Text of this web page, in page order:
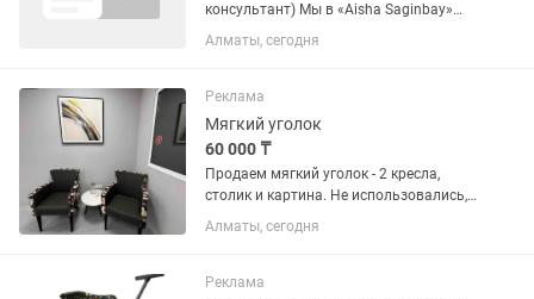
консультант) Мы в «Aisha Saginbay»
расширяем команду и ищем
харизматичного Стримера-продавца!
масштабный бренд мусульманской
женской одежды...
Алматы, сегодня
Реклама
Мягкий уголок
60 000 ₸
Продаем мягкий уголок - 2 кресла,
столик и картина. Не использовались,
новые
Алматы, сегодня
Реклама